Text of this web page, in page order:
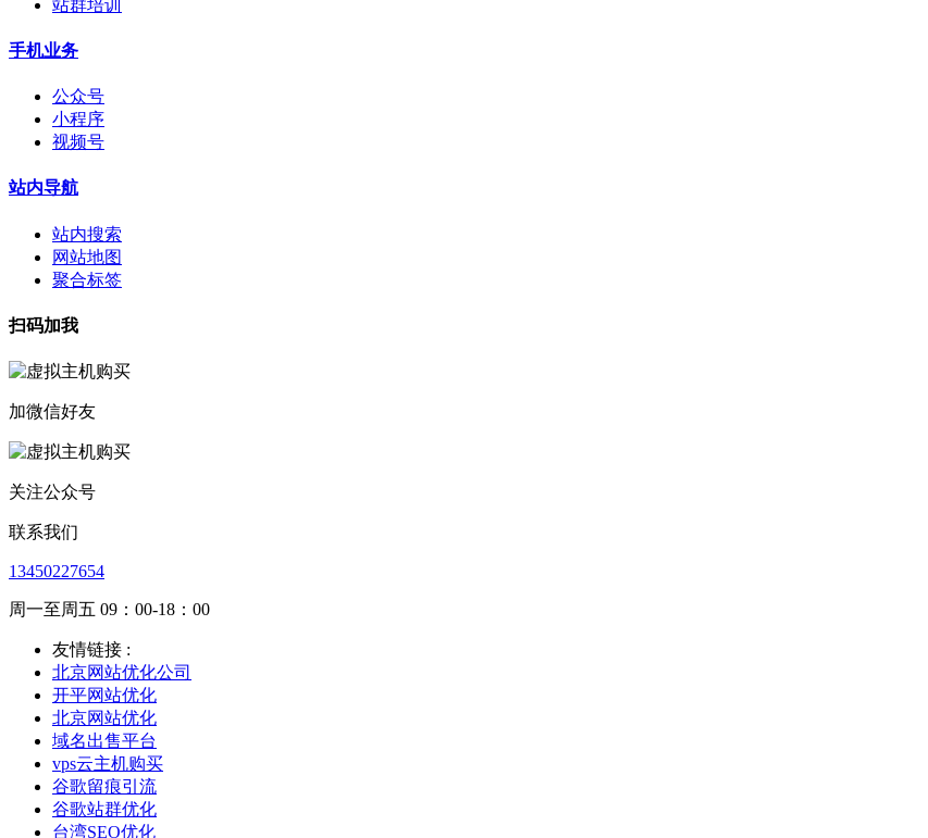
站群培训
手机业务
公众号
小程序
视频号
站内导航
站内搜索
网站地图
聚合标签
扫码加我
加微信好友
关注公众号
联系我们
13450227654
周一至周五 09：00-18：00
友情链接 :
北京网站优化公司
开平网站优化
北京网站优化
域名出售平台
vps云主机购买
谷歌留痕引流
谷歌站群优化
台湾SEO优化